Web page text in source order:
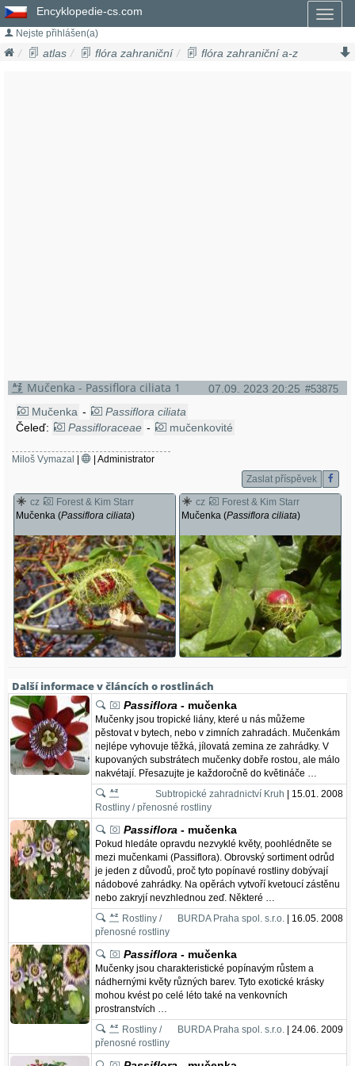
Encyklopedie-cs.com
Nejste přihlášen(a)
atlas flóra zahraniční
flóra zahraniční a-z
07.09. 2023 20:25 #53875
Mučenka - Passiflora ciliata 1
Mučenka -
Passiflora ciliata
Čeleď:
Passifloraceae - mučenkovité
Miloš Vymazal
| Administrator
Zaslat příspěvek
cz
Forest & Kim Starr
Mučenka (Passiflora ciliata)
cz
Forest & Kim Starr
Mučenka (Passiflora ciliata)
Další informace v článcích o rostlinách
Passiflora - mučenka
Mučenky jsou tropické liány, které u nás můžeme
pěstovat v bytech, nebo v zimních zahradách. Mučenkám
nejlépe vyhovuje těžká, jílovatá zemina ze zahrádky. V
kupovaných substrátech mučenky dobře rostou, ale málo
nakvétají. Přesazujte je každoročně do květináče …
Subtropické zahradnictví Kruh | 15.01. 2008
Rostliny / přenosné rostliny
Passiflora - mučenka
Pokud hledáte opravdu nezvyklé květy, poohlédněte se
mezi mučenkami (Passiflora). Obrovský sortiment odrůd
je jeden z důvodů, proč tyto popínavé rostliny dobývají
nádobové zahrádky. Na opěrách vytvoří kvetoucí zástěnu
nebo zakryjí nevzhlednou zeď. Některé …
BURDA Praha spol. s.r.o. | 16.05. 2008
Rostliny /
přenosné rostliny
Passiflora - mučenka
Mučenky jsou charakteristické popínavým růstem a
nádhernými květy různých barev. Tyto exotické krásky
mohou kvést po celé léto také na venkovních
prostranstvích …
BURDA Praha spol. s.r.o. | 24.06. 2009
Rostliny /
přenosné rostliny